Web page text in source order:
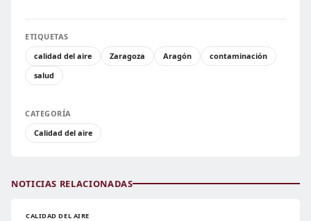
ETIQUETAS
calidad del aire
Zaragoza Aragón
contaminación
salud
CATEGORÍA
Calidad del aire
NOTICIAS RELACIONADAS
CALIDAD DEL AIRE